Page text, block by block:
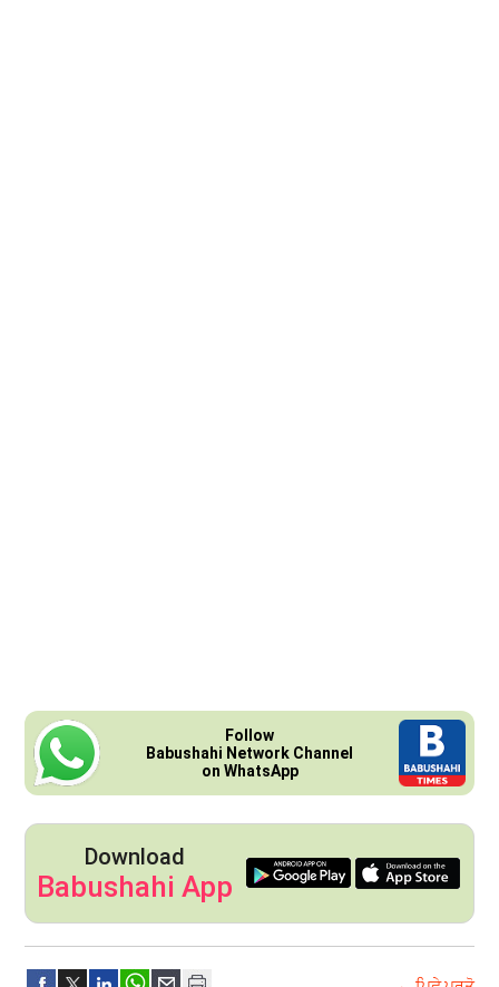
Follow
Babushahi Network Channel
on WhatsApp
Download
Babushahi App